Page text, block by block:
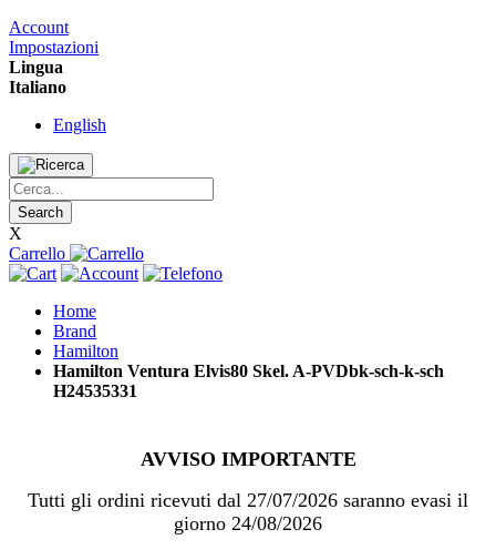
Account
Impostazioni
Lingua
Italiano
English
Search
X
Carrello
Home
Brand
Hamilton
Hamilton Ventura Elvis80 Skel. A-PVDbk-sch-k-sch
H24535331
AVVISO IMPORTANTE
Tutti gli ordini ricevuti dal 27/07/2026 saranno evasi il
giorno 24/08/2026